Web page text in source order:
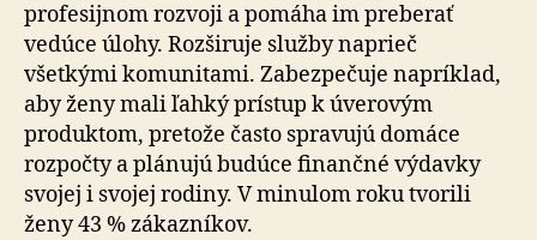
profesijnom rozvoji a pomáha im preberať
vedúce úlohy. Rozširuje služby naprieč
všetkými komunitami. Zabezpečuje napríklad,
aby ženy mali ľahký prístup k úverovým
produktom, pretože často spravujú domáce
rozpočty a plánujú budúce finančné výdavky
svojej i svojej rodiny. V minulom roku tvorili
ženy 43 % zákazníkov.